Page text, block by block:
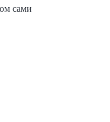
сами